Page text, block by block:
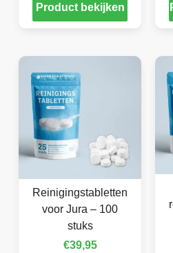
Product bekijken
Reinigingstabletten
voor Jura – 100
stuks
€39,95